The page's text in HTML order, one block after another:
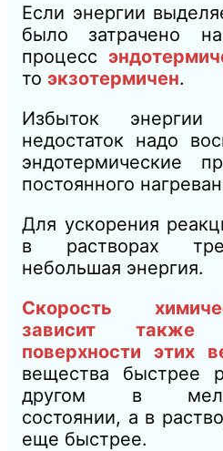
Если энергии
было затрачено
процесс
то экзотермичен.
Избыток
недостаток надо
эндотермические
постоянного
Для ускорения
в растворах
небольшая энергия.
Скорость
зависит
поверхности этих
вещества быстрее
другом в
состоянии, а в
еще быстрее.